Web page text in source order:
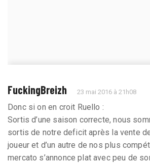
FuckingBreizh 23 mai 2016 à 21h08
Donc si on en croit Ruello :
Sortis d’une saison correcte, nous
sortis de notre deficit après la vente
joueur et d’un autre de nos plus
mercato s’annonce plat avec peu de